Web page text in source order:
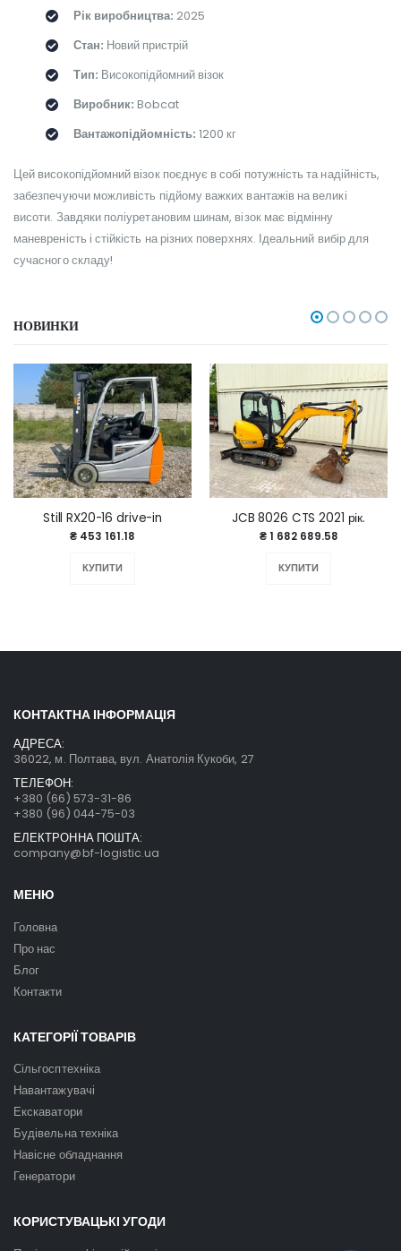
Рік виробництва: 2025
Стан: Новий пристрій
Тип: Високопідйомний візок
Виробник: Bobcat
Вантажопідйомність: 1200 кг
Цей високопідйомний візок поєднує в собі потужність та надійність,
забезпечуючи можливість підйому важких вантажів на великі
висоти. Завдяки поліуретановим шинам, візок має відмінну
маневреність і стійкість на різних поверхнях. Ідеальний вибір для
сучасного складу!
НОВИНКИ
Still RX20-16 drive-in
₴ 453 161.18
КУПИТИ
JCB 8026 CTS 2021 рік.
₴ 1 682 689.58
КУПИТИ
КОНТАКТНА ІНФОРМАЦІЯ
АДРЕСА:
36022, м. Полтава, вул. Анатолія Кукоби, 27
ТЕЛЕФОН:
+380 (66) 573-31-86
+380 (96) 044-75-03
ЕЛЕКТРОННА ПОШТА:
company@bf-logistic.ua
МЕНЮ
Головна
Про нас
Блог
Контакти
КАТЕГОРІЇ ТОВАРІВ
Сільгосптехніка
Навантажувачі
Екскаватори
Будівельна техніка
Навісне обладнання
Генератори
КОРИСТУВАЦЬКІ УГОДИ